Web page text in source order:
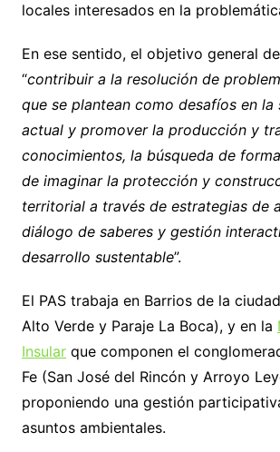
locales interesados en la
En ese sentido, el objetivo general
“contribuir a la resolución de
que se plantean como desafíos en la
actual y promover la producción y
conocimientos, la búsqueda de
de imaginar la protección y
territorial a través de estrategias de
diálogo de saberes y gestión
desarrollo sustentable”.
El PAS trabaja en Barrios de la
Alto Verde y Paraje La Boca), y en la
Insularque componen el
Fe (San José del Rincón y Arroyo
proponiendo una gestión
asuntos ambientales.